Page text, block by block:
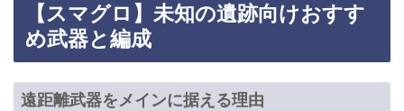
【スマグロ】未知の遺跡向けおすす
め武器と編成
遠距離武器をメインに据える理由